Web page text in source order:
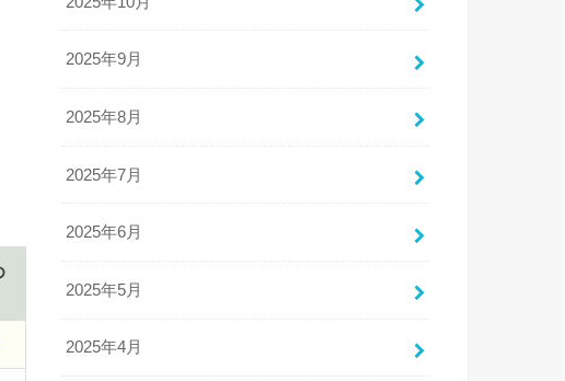
2025年9月
2025年8月
2025年7月
2025年6月
2025年5月
2025年4月